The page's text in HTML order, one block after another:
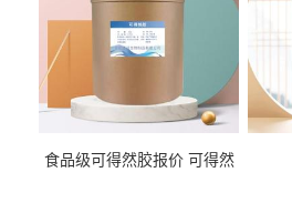
食品级可得然胶报价 可得然